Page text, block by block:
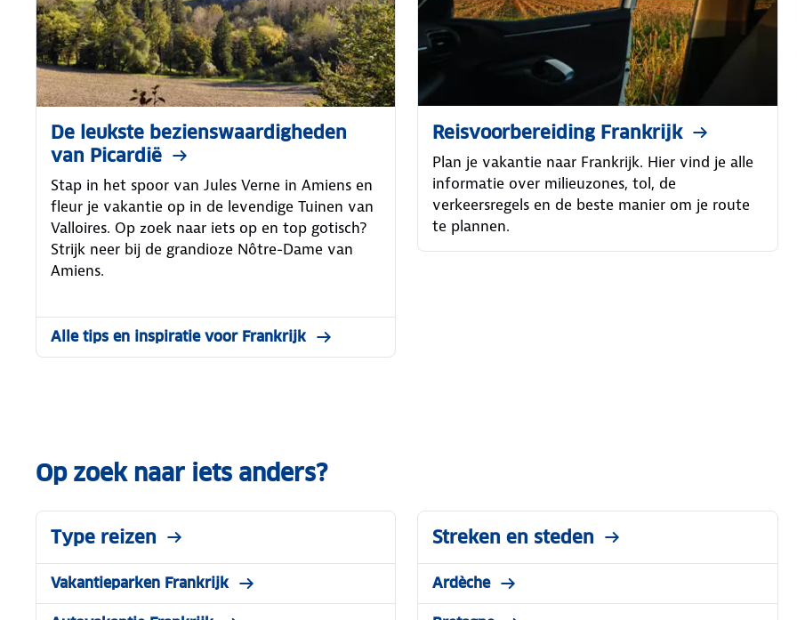
De leukste bezienswaardigheden
van Picardië
Stap in het spoor van Jules Verne in Amiens en
fleur je vakantie op in de levendige Tuinen van
Valloires. Op zoek naar iets op en top gotisch?
Strijk neer bij de grandioze Nôtre-Dame van
Amiens.
Alle tips en inspiratie voor Frankrijk
Reisvoorbereiding Frankrijk
Plan je vakantie naar Frankrijk. Hier vind je alle
informatie over milieuzones, tol, de
verkeersregels en de beste manier om je route
te plannen.
Op zoek naar iets anders?
Type reizen
Vakantieparken Frankrijk
Streken en steden
Ardèche